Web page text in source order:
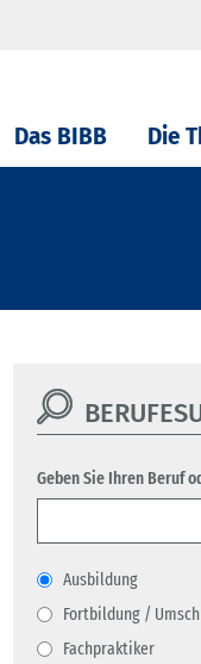
Das BIBB Die
Geben Sie Ihren Beruf
Ausbildung
Fortbildung /
Fachpraktiker